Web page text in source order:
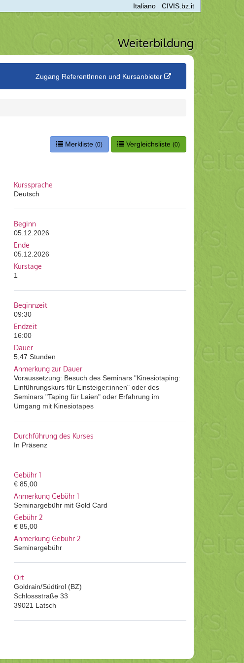
Italiano CIVIS.bz.it
Weiterbildung
Zugang ReferentInnen und Kursanbieter
Merkliste (0) Vergleichsliste (0)
Kurssprache
Deutsch
Beginn
05.12.2026
Ende
05.12.2026
Kurstage
1
Beginnzeit
09:30
Endzeit
16:00
Dauer
5,47 Stunden
Anmerkung zur Dauer
Voraussetzung: Besuch des Seminars "Kinesiotaping:
Einführungskurs für Einsteiger:innen" oder des
Seminars "Taping für Laien" oder Erfahrung im
Umgang mit Kinesiotapes
Durchführung des Kurses
In Präsenz
Gebühr 1
€ 85,00
Anmerkung Gebühr 1
Seminargebühr mit Gold Card
Gebühr 2
€ 85,00
Anmerkung Gebühr 2
Seminargebühr
Ort
Goldrain/Südtirol (BZ)
Schlossstraße 33
39021 Latsch